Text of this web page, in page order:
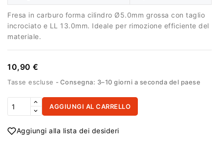
Fresa in carburo forma cilindro Ø5.0mm grossa con taglio
incrociato e LL 13.0mm. Ideale per rimozione efficiente del
materiale.
10,90 €
Tasse escluse Consegna: 3–10 giorni a seconda del paese
AGGIUNGI AL CARRELLO
Aggiungi alla lista dei desideri